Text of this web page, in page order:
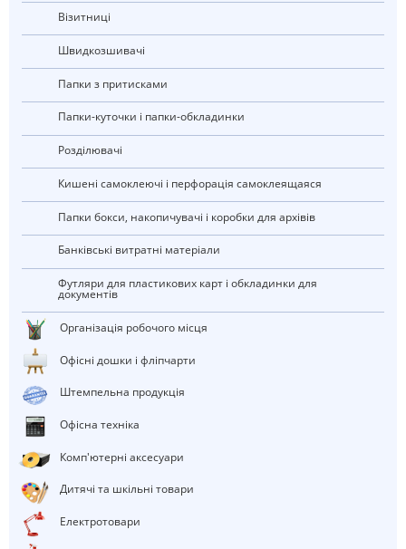
візитниці
швидкозшивачі
Папки з притисками
Папки-куточки і папки-обкладинки
Розділювачі
Кишені самоклеючі і перфорація самоклеящаяся
Папки бокси, накопичувачі і коробки для архівів
Банківські витратні матеріали
Футляри для пластикових карт і обкладинки для
документів
Організація робочого місця
Офісні дошки і фліпчарти
штемпельна продукція
Офісна техніка
Комп'ютерні аксесуари
Дитячі та шкільні товари
електротовари